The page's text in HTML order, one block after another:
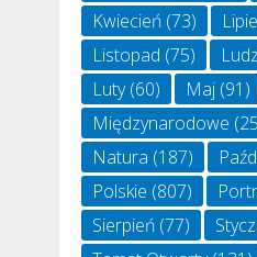
Kwiecień(73)
Listopad (75)
Luty(60) Maj(91)
Międzynarodowe
Natura (187)
Polskie (807)
Sierpień(77)